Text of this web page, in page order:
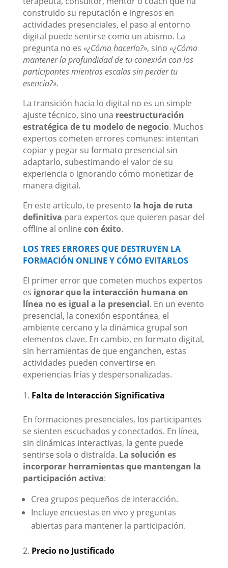
construido su reputación e ingresos en
actividades presenciales, el paso al entorno
digital puede sentirse como un abismo. La
pregunta no es «¿Cómo hacerlo?», sino «¿Cómo
mantener la profundidad de tu conexión con los
participantes mientras escalas sin perder tu
esencia?».
La transición hacia lo digital no es un simple
ajuste técnico, sino una reestructuración
estratégica de tu modelo de negocio. Muchos
expertos cometen errores comunes: intentan
copiar y pegar su formato presencial sin
adaptarlo, subestimando el valor de su
experiencia o ignorando cómo monetizar de
manera digital.
En este artículo, te presento la hoja de ruta
definitiva para expertos que quieren pasar del
offline al online con éxito.
LOS TRES ERRORES QUE DESTRUYEN LA
FORMACIÓN ONLINE Y CÓMO EVITARLOS
El primer error que cometen muchos expertos
es ignorar que la interacción humana en
línea no es igual a la presencial. En un evento
presencial, la conexión espontánea, el
ambiente cercano y la dinámica grupal son
elementos clave. En cambio, en formato digital,
sin herramientas de que enganchen, estas
actividades pueden convertirse en
experiencias frías y despersonalizadas.
Falta de Interacción Significativa
En formaciones presenciales, los participantes
se sienten escuchados y conectados. En línea,
sin dinámicas interactivas, la gente puede
sentirse sola o distraída. La solución es
incorporar herramientas que mantengan la
participación activa:
Crea grupos pequeños de interacción.
Incluye encuestas en vivo y preguntas
abiertas para mantener la participación.
Precio no Justificado